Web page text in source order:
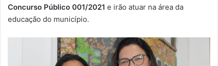
Concurso Público 001/2021 e irão atuar na área da
educação do município.